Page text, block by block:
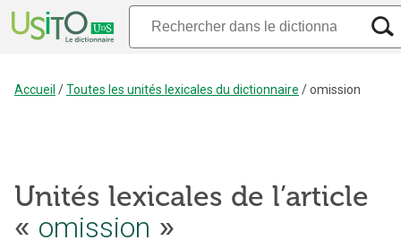
Accueil /Toutes les unités lexicales du dictionnaire /omission
Unités lexicales de l’article
« omission »